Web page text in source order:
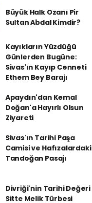
Büyük Halk Ozanı Pir
Sultan Abdal Kimdir?
Kayıkların Yüzdüğü
Günlerden Bugüne:
Sivas'ın Kayıp Cenneti
Ethem Bey Barajı
Apaydın'dan Kemal
Doğan'a Hayırlı Olsun
Ziyareti
Sivas'ın Tarihi Paşa
Camisi ve Hafızalardaki
Tandoğan Pasajı
Divriği'nin Tarihi Değeri
Sitte Melik Türbesi